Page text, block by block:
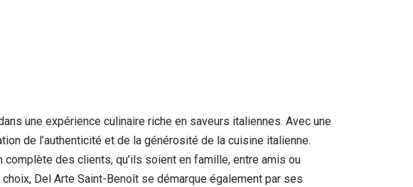
une expérience culinaire riche en saveurs italiennes. Avec une
de l’authenticité et de la générosité de la cuisine italienne.
des clients, qu’ils soient en famille, entre amis ou
Del Arte Saint-Benoît se démarque également par ses